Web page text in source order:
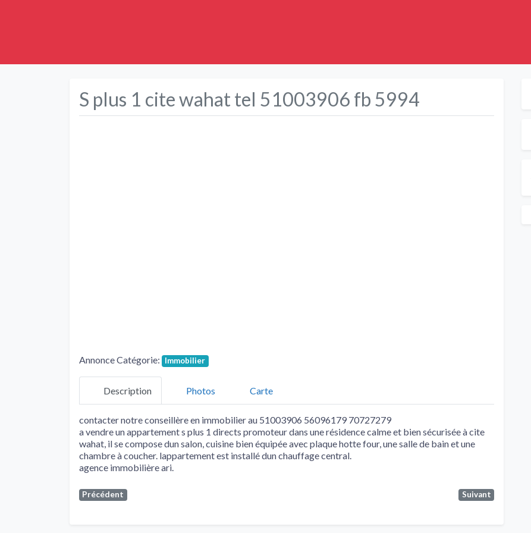
S plus 1 cite wahat tel 51003906 fb 5994
Annonce Catégorie: Immobilier
Description Photos Carte
contacter notre conseillère en immobilier au 51003906 56096179 70727279
a vendre un appartement s plus 1 directs promoteur dans une résidence calme et bien sécurisée à cite
wahat, il se compose dun salon, cuisine bien équipée avec plaque hotte four, une salle de bain et une
chambre à coucher. lappartement est installé dun chauffage central.
agence immobilière ari.
Précédent Suivant